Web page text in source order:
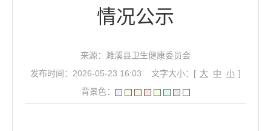
情况公示
来源：濉溪县卫生健康委员会
发布时间：2026-05-23 16:03
文字大小：[ 大 中 小 ]
背景色：